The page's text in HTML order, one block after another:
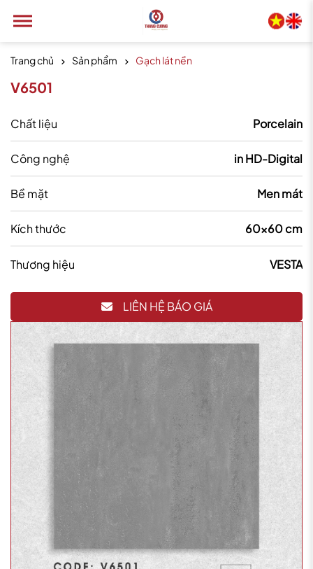
Trang chủ Sản phẩm Gạch lát nền
V6501
Chất liệu Porcelain
Công nghệ in HD-Digital
Bề mặt Men mát
Kích thước 60x60 cm
Thương hiệu VESTA
LIÊN HỆ BÁO GIÁ